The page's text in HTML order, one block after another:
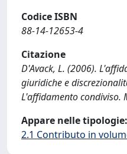
Codice ISBN
88-14-12653-4
Citazione
D'Avack, L. (2006).
giuridiche e
L'affidamento condiviso.
Appare nelle tipologie:
2.1 Contributo in